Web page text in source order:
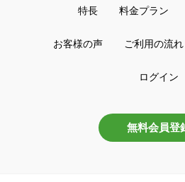
特長 料金プラン
お客様の声 ご利用の流れ
ログイン
無料会員登